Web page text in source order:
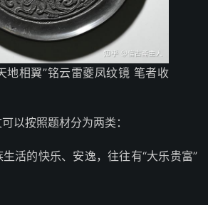
地相翼”铭云雷夔凤纹镜 笔者收
以按照题材分为两类：
活的快乐、安逸，往往有“大乐贵富”